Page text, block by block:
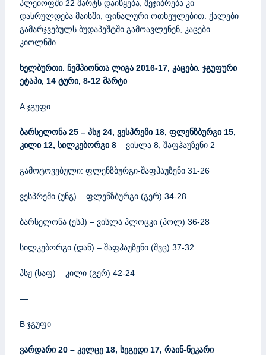
პლეიოფში 22 მარტს დაიწყება, შეჯიბრება კი
დასრულდება მაისში, ფინალური ოთხეულებით. ქალები
გამარჯვებულს ბუდაპეშტში გამოავლენენ, კაცები –
კიოლნში.
ხელბურთი. ჩემპიონთა ლიგა 2016-17, კაცები. ჯგუფური
ეტაპი, 14 ტური, 8-12 მარტი
A ჯგუფი
ბარსელონა 25 – პსჟ 24, ვესპრემი 18, ფლენზბურგი 15,
კილი 12, სილკებორგი 8 – ვისლა 8, შაფჰაუზენი 2
გამოტოვებული: ფლენზბურგი-შაფჰაუზენი 31-26
ვესპრემი (უნგ) – ფლენზბურგი (გერ) 34-28
ბარსელონა (ესპ) – ვისლა პლოცკი (პოლ) 36-28
სილკებორგი (დან) – შაფჰაუზენი (შვც) 37-32
პსჟ (საფ) – კილი (გერ) 42-24
—
B ჯგუფი
ვარდარი 20 – კელცე 18, სეგედი 17, რაინ-ნეკარი